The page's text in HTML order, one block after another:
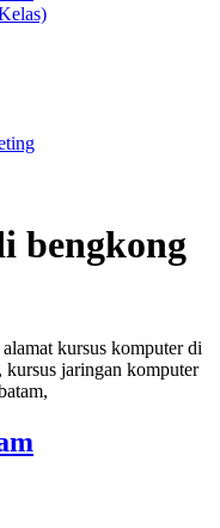
bengkong
kursus komputer di
kursus jaringan komputer